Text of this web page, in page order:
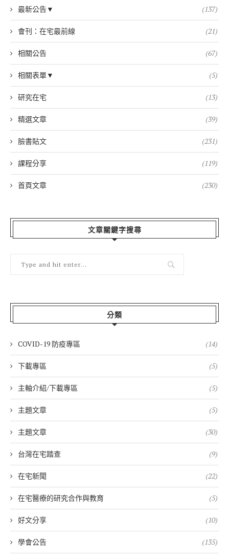
最新公告▼ (137)
會刊：在宅最前線 (21)
相關公告 (67)
相關表單▼ (5)
研究在宅 (13)
精選文章 (39)
臉書貼文 (231)
課程分享 (119)
首頁文章 (230)
文章關鍵字搜尋
分類
COVID-19 防疫專區 (14)
下載專區 (5)
主軸介紹/下載專區 (5)
主題文章 (5)
主題文章 (30)
台灣在宅踏查 (9)
在宅新聞 (22)
在宅醫療的研究合作與教育 (5)
好文分享 (10)
學會公告 (135)